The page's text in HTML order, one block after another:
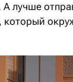
лучше
который